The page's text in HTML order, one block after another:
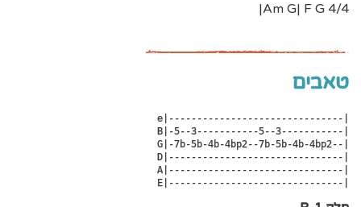
4/4 Am G| F G|
טאבים
e|-------------------------------|
B|-5--3-----------5--3-----------|
G|-7b-5b-4b-4bp2--7b-5b-4b-4bp2--|
D|-------------------------------|
A|-------------------------------|
E|-------------------------------|